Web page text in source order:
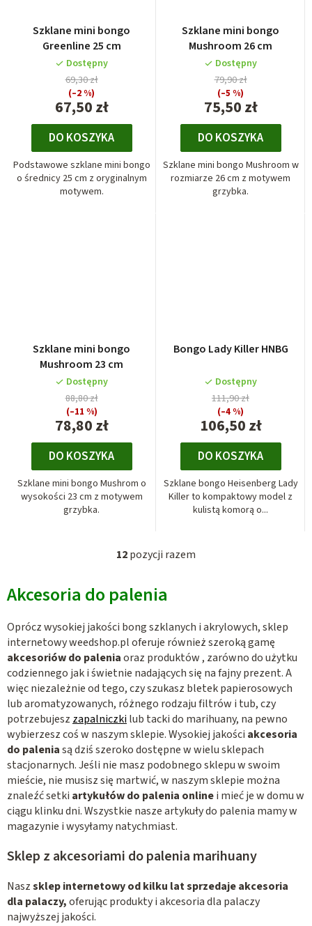
Szklane mini bongo
Greenline 25 cm
Dostępny
67,50 zł
69,30 zł
(–2 %)
DO KOSZYKA
Podstawowe szklane mini bongo
o średnicy 25 cm z oryginalnym
motywem.
Szklane mini bongo
Mushroom 26 cm
Dostępny
75,50 zł
79,90 zł
(–5 %)
DO KOSZYKA
Szklane mini bongo Mushroom w
rozmiarze 26 cm z motywem
grzybka.
Szklane mini bongo
Mushroom 23 cm
Dostępny
78,80 zł
88,80 zł
(–11 %)
DO KOSZYKA
Szklane mini bongo Mushrom o
wysokości 23 cm z motywem
grzybka.
Bongo Lady Killer HNBG
Dostępny
106,50 zł
111,90 zł
(–4 %)
DO KOSZYKA
Szklane bongo Heisenberg Lady
Killer to kompaktowy model z
kulistą komorą o...
K
n
r
o
l
k
i
l
i
s
t
y
12pozycji razem
Akcesoria do palenia
Oprócz wysokiej jakości bong szklanych i akrylowych, sklep
internetowy weedshop.pl oferuje również szeroką gamę
akcesoriów do paleniaoraz produktów , zarówno do użytku
codziennego jak i świetnie nadających się na fajny prezent. A
więc niezależnie od tego, czy szukasz bletek papierosowych
lub aromatyzowanych, różnego rodzaju filtrów i tub, czy
potrzebujesz zapalniczkilub tacki do marihuany, na pewno
wybierzesz coś w naszym sklepie. Wysokiej jakości akcesoria
do paleniasą dziś szeroko dostępne w wielu sklepach
stacjonarnych. Jeśli nie masz podobnego sklepu w swoim
mieście, nie musisz się martwić, w naszym sklepie można
znaleźć setki artykułów do palenia onlinei mieć je w domu w
ciągu klinku dni. Wszystkie nasze artykuły do palenia mamy w
magazynie i wysyłamy natychmiast.
Sklep z akcesoriami do palenia marihuany
Naszsklep internetowy od kilku lat sprzedaje akcesoria
dla palaczy,oferując produkty i akcesoria dla palaczy
najwyższej jakości.